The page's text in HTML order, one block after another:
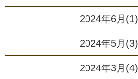
2024年6月(1)
2024年5月(3)
2024年3月(4)